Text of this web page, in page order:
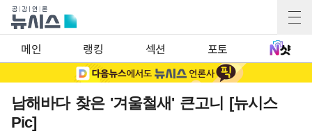
메인 랭킹 섹션 포토
남해바다 찾은 '겨울철새' 큰고니 [뉴시스
Pic]